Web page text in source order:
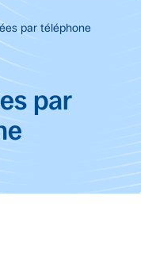
par téléphone
par